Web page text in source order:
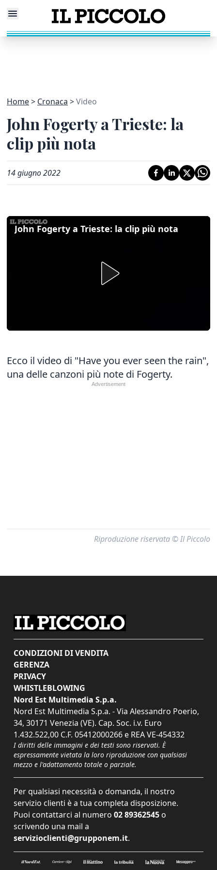
Home Cronaca Video
John Fogerty a Trieste: la
clip più nota
14 giugno 2022
John Fogerty a Trieste: la clip più nota
Ecco il video di "Have you ever seen the rain",
una delle canzoni più note di Fogerty.
Riproduzione riservata © Il Piccolo
CONDIZIONI DI VENDITA
GERENZA
PRIVACY
WHISTLEBLOWING
Nord Est Multimedia S.p.a.
Nord Est Multimedia S.p.a. - Via Alessandro Poerio,
34, 30171 Venezia (VE). Cap. Soc. i.v. Euro
1.432.522,00 C.F. 05412000266 e REA VE-454332
I diritti delle immagini e dei testi sono riservati. È
espressamente vietata la loro riproduzione con qualsiasi
mezzo e l'adattamento totale o parziale.
Per qualsiasi necessità o domanda, il nostro
servizio clienti è a tua completa disposizione.
Puoi contattarci al numero 02 89362545 o
scrivendo una mail a
servizioclienti@grupponem.it.